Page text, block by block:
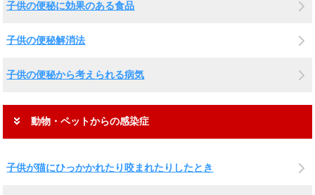
子供の便秘に効果のある食品
子供の便秘解消法
子供の便秘から考えられる病気
動物・ペットからの感染症
子供が猫にひっかかれたり咬まれたりしたとき